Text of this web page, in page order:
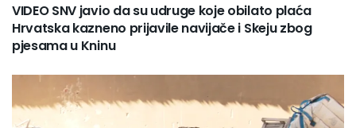
VIDEO SNV javio da su udruge koje obilato plaća
Hrvatska kazneno prijavile navijače i Skeju zbog
pjesama u Kninu